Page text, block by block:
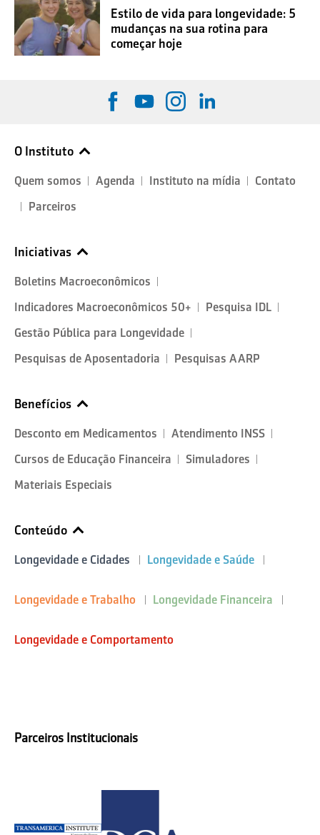
Estilo de vida para longevidade: 5
mudanças na sua rotina para
começar hoje
O Instituto
Quem somos Agenda Instituto na mídia
Contato
Parceiros
Iniciativas
Boletins Macroeconômicos
Indicadores Macroeconômicos 50+
Pesquisa IDL
Gestão Pública para Longevidade
Pesquisas de Aposentadoria
Pesquisas AARP
Benefícios
Desconto em Medicamentos
Atendimento INSS
Cursos de Educação Financeira
Simuladores
Materiais Especiais
Conteúdo
Longevidade e Cidades Longevidade e Saúde
Longevidade e Trabalho Longevidade Financeira
Longevidade e Comportamento
Parceiros Institucionais